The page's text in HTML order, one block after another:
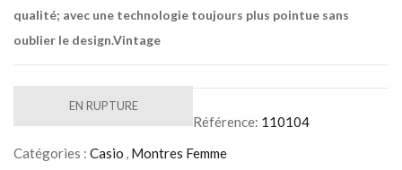
qualité; avec une technologie toujours plus pointue sans
oublier le design.Vintage
EN RUPTURE
Référence: 110104
Catégories : Casio , Montres Femme